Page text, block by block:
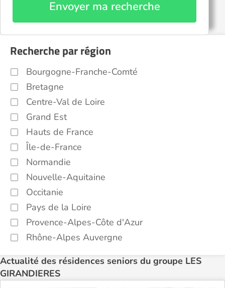
Envoyer ma recherche
Recherche par région
Bourgogne-Franche-Comté
Bretagne
Centre-Val de Loire
Grand Est
Hauts de France
Île-de-France
Normandie
Nouvelle-Aquitaine
Occitanie
Pays de la Loire
Provence-Alpes-Côte d'Azur
Rhône-Alpes Auvergne
Actualité des résidences seniors du groupe LES
GIRANDIERES